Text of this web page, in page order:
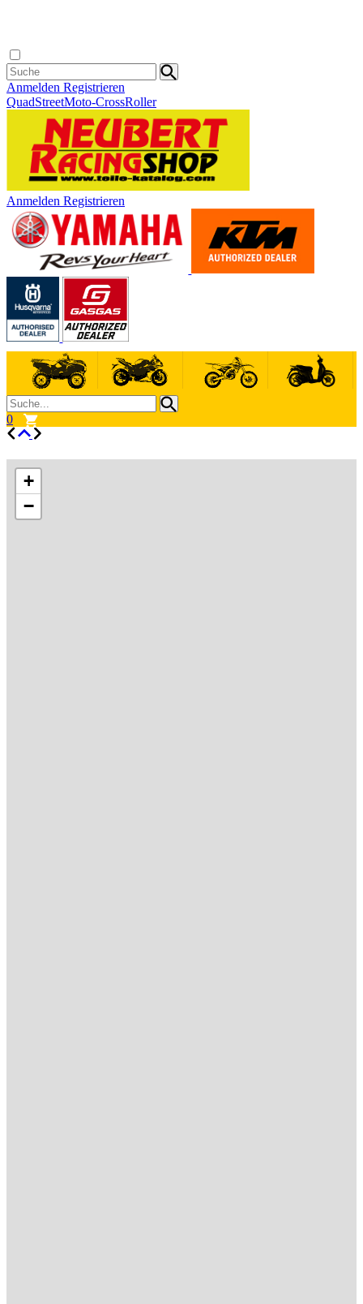
Anmelden Registrieren
QuadStreetMoto-CrossRoller
Anmelden Registrieren
0
+
−